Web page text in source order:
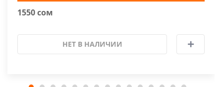
1550 сом
НЕТ В НАЛИЧИИ